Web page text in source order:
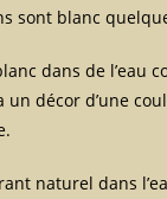
sont blanc
dans de l’eau
décor d’une
naturel dans